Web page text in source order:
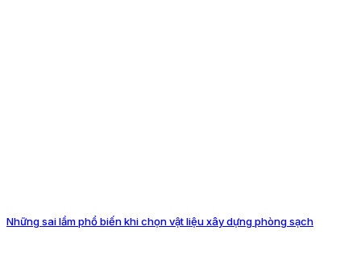
Những sai lầm phổ biến khi chọn vật liệu xây dựng phòng sạch